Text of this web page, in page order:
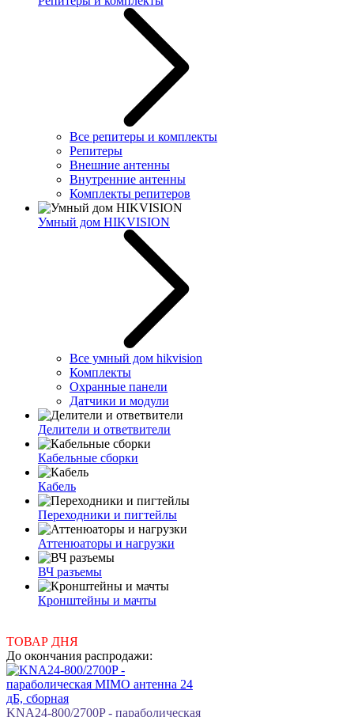
Все репитеры и комплекты
Репитеры
Внешние антенны
Внутренние антенны
Комплекты репитеров
Умный дом HIKVISION
Все умный дом hikvision
Комплекты
Охранные панели
Датчики и модули
Делители и ответвители
Кабельные сборки
Кабель
Переходники и пигтейлы
Аттенюаторы и нагрузки
ВЧ разъемы
Кронштейны и мачты
ТОВАР ДНЯ
До окончания распродажи:
KNA24-800/2700P - параболическая